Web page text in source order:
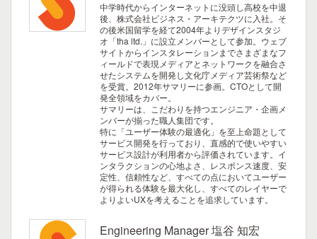
中学時代からインターネットに没頭し高校を中退
後、株式会社ビジネス・アーキテクツに入社。そ
の後米国留学を経て2004年よりデザインスタジ
オ「tha ltd.」に設立メンバーとして参加。ウェブ
サイトからインスタレーションまでさまざまなフ
ィールドで表現メディアとネットワークを融合さ
せたシステムを開発し文化庁メディア芸術祭など
を受賞。2012年サマリーに参画。CTOとして開
発全領域をカバー。
サマリーは、こだわりを持つエンジニア・企画メ
ンバーが揃った職人集団です。
特に「ユーザー体験の最適化」を至上命題として
サービス開発を行っており、直感的で使いやすい
サービス設計が利用者から評価されています。イ
ンタラクションの心地よさ、レスポンス速度、安
定性、信頼性など、すべての点においてユーザー
が得られる体験を最大化し、すべてのレイヤーで
よりよいUXを考えることを追求しています。
Engineering Manager 塩谷 知宏